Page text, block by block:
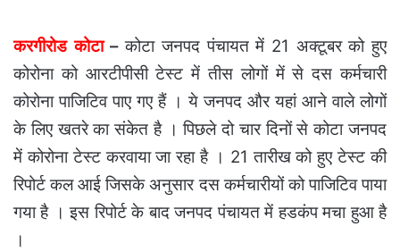
करगीरोड कोटा–कोटा जनपद पंचायत में 21 अक्टूबर को हुए
कोरोना को आरटीपीसी टेस्ट में तीस लोगों में से दस कर्मचारी
कोरोना पाजिटिव पाए गए हैं । ये जनपद और यहां आने वाले लोगों
के लिए खतरे का संकेत है । पिछले दो चार दिनों से कोटा जनपद
में कोरोना टेस्ट करवाया जा रहा है । 21 तारीख को हुए टेस्ट की
रिपोर्ट कल आई जिसके अनुसार दस कर्मचारीयों को पाजिटिव पाया
गया है । इस रिपोर्ट के बाद जनपद पंचायत में हडकंप मचा हुआ है
।